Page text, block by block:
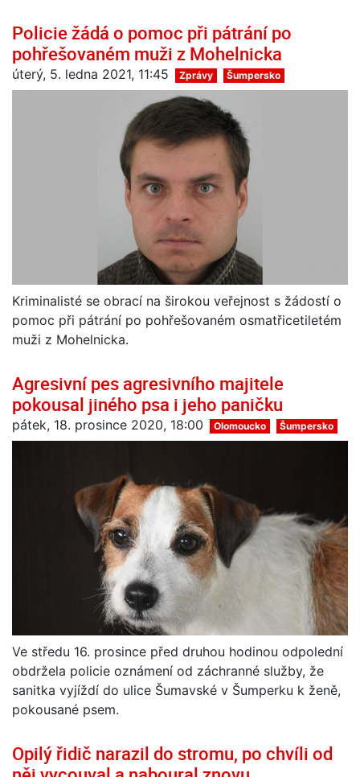
Policie žádá o pomoc při pátrání po
pohřešovaném muži z Mohelnicka
úterý, 5. ledna 2021, 11:45 Zprávy Šumpersko
Kriminalisté se obrací na širokou veřejnost s žádostí o
pomoc při pátrání po pohřešovaném osmatřicetiletém
muži z Mohelnicka.
Agresivní pes agresivního majitele
pokousal jiného psa i jeho paničku
pátek, 18. prosince 2020, 18:00 Olomoucko Šumpersko
Ve středu 16. prosince před druhou hodinou odpolední
obdržela policie oznámení od záchranné služby, že
sanitka vyjíždí do ulice Šumavské v Šumperku k ženě,
pokousané psem.
Opilý řidič narazil do stromu, po chvíli od